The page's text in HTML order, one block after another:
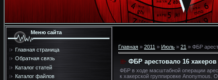
Меню сайта
Главная страница
Обратная связь
Каталог статей
Каталог файлов
Главная » 2011 » Июль » 21 » ФБР
ФБР арестовало 16
ФБР в ходе масштабной операции
к хакерской группировке